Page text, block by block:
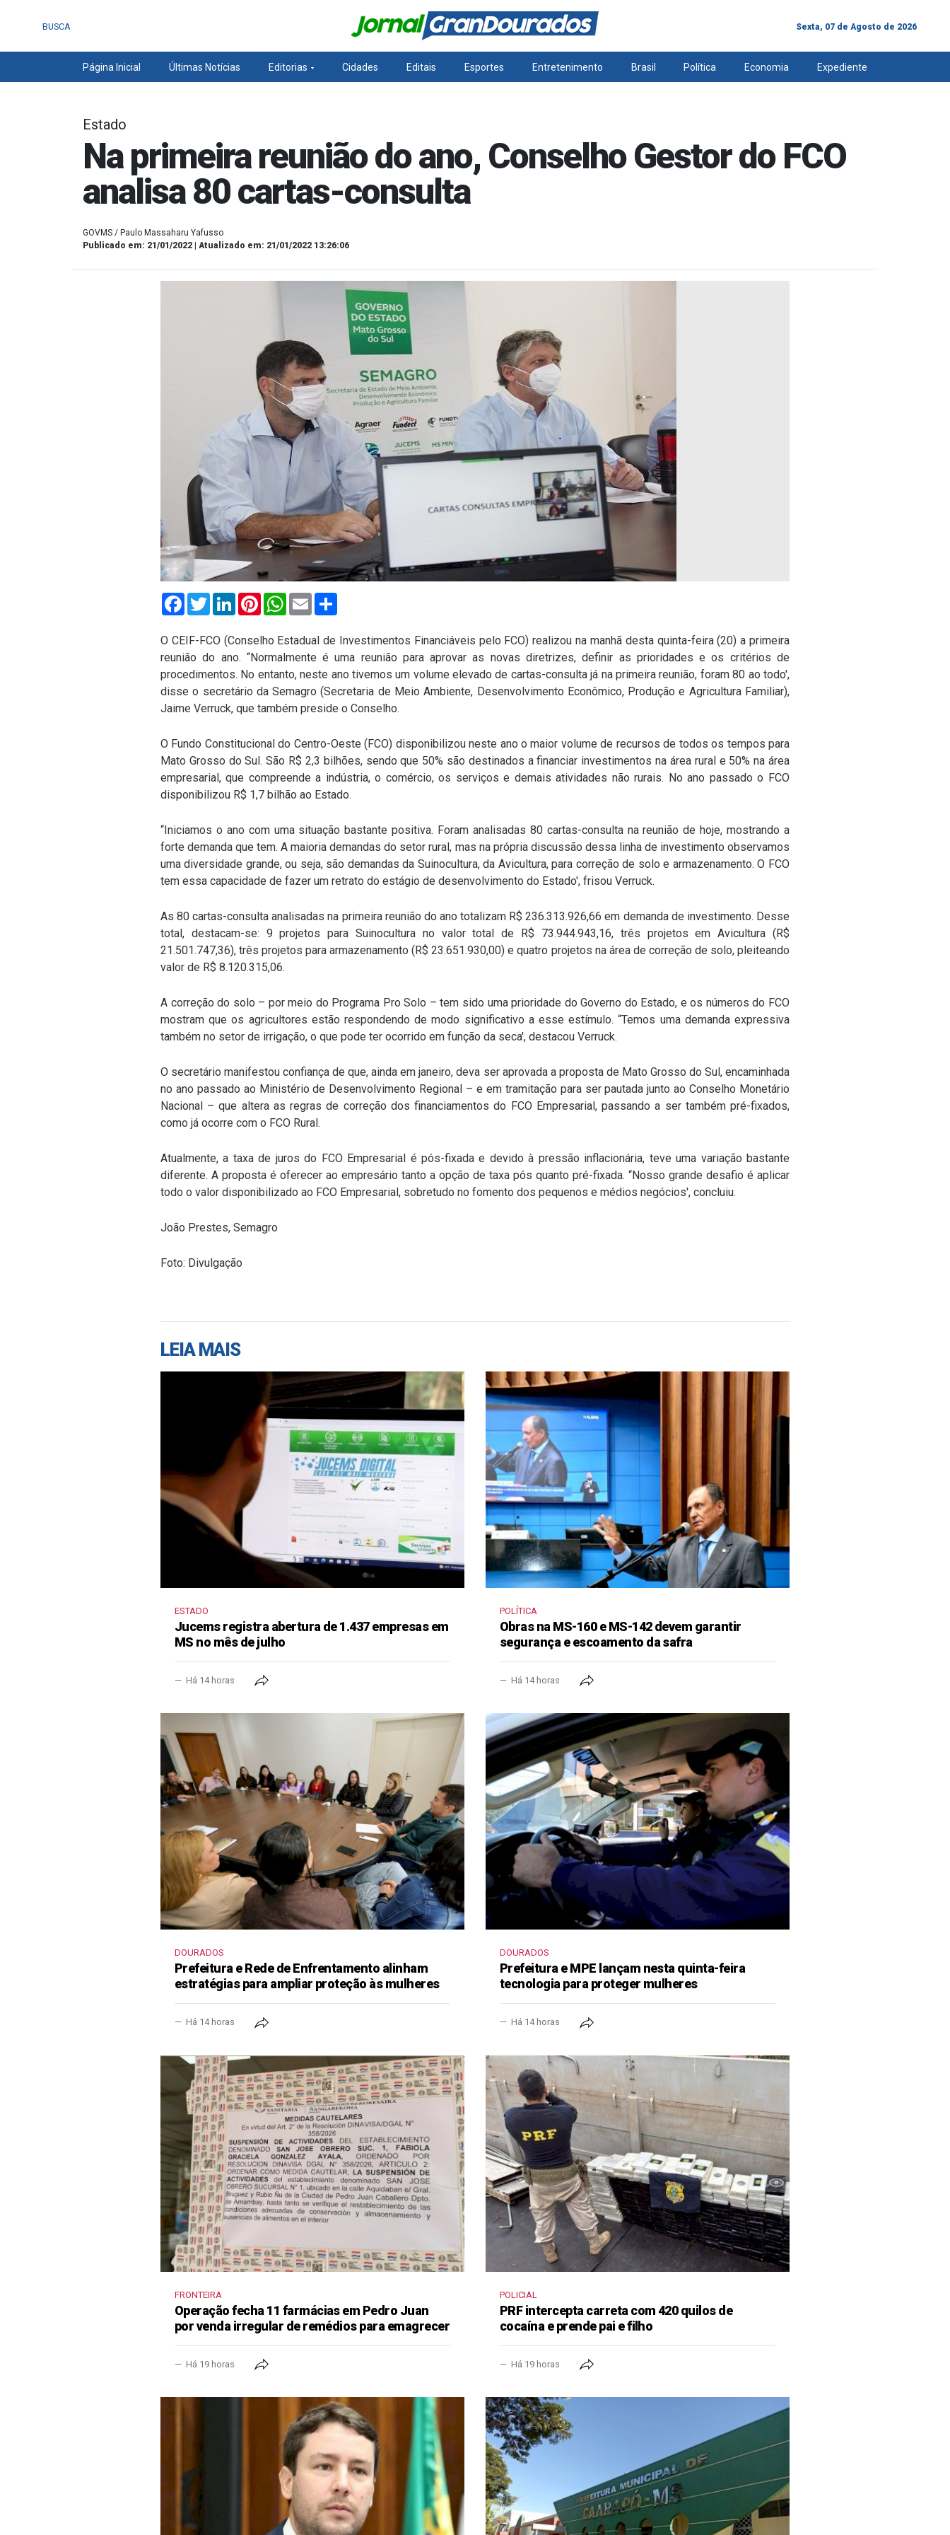
BUSCA Sexta, 07 de Agosto de 2026
Página Inicial Últimas Notícias Editorias Cidades Editais Esportes Entretenimento Brasil Política Economia Expediente
Estado
Na primeira reunião do ano, Conselho Gestor do FCO
analisa 80 cartas-consulta
GOVMS / Paulo Massaharu Yafusso
Publicado em: 21/01/2022 | Atualizado em: 21/01/2022 13:26:06
FacebookTwitterLinkedInPinterestWhatsApp
Email
O CEIF-FCO (Conselho Estadual de Investimentos Financiáveis pelo FCO) realizou na manhã desta quinta-feira (20) a primeira
reunião do ano. “Normalmente é uma reunião para aprovar as novas diretrizes, definir as prioridades e os critérios de
procedimentos. No entanto, neste ano tivemos um volume elevado de cartas-consulta já na primeira reunião, foram 80 ao todo',
disse o secretário da Semagro (Secretaria de Meio Ambiente, Desenvolvimento Econômico, Produção e Agricultura Familiar),
Jaime Verruck, que também preside o Conselho.
O Fundo Constitucional do Centro-Oeste (FCO) disponibilizou neste ano o maior volume de recursos de todos os tempos para
Mato Grosso do Sul. São R$ 2,3 bilhões, sendo que 50% são destinados a financiar investimentos na área rural e 50% na área
empresarial, que compreende a indústria, o comércio, os serviços e demais atividades não rurais. No ano passado o FCO
disponibilizou R$ 1,7 bilhão ao Estado.
“Iniciamos o ano com uma situação bastante positiva. Foram analisadas 80 cartas-consulta na reunião de hoje, mostrando a
forte demanda que tem. A maioria demandas do setor rural, mas na própria discussão dessa linha de investimento observamos
uma diversidade grande, ou seja, são demandas da Suinocultura, da Avicultura, para correção de solo e armazenamento. O FCO
tem essa capacidade de fazer um retrato do estágio de desenvolvimento do Estado', frisou Verruck.
As 80 cartas-consulta analisadas na primeira reunião do ano totalizam R$ 236.313.926,66 em demanda de investimento. Desse
total, destacam-se: 9 projetos para Suinocultura no valor total de R$ 73.944.943,16, três projetos em Avicultura (R$
21.501.747,36), três projetos para armazenamento (R$ 23.651.930,00) e quatro projetos na área de correção de solo, pleiteando
valor de R$ 8.120.315,06.
A correção do solo – por meio do Programa Pro Solo – tem sido uma prioridade do Governo do Estado, e os números do FCO
mostram que os agricultores estão respondendo de modo significativo a esse estímulo. “Temos uma demanda expressiva
também no setor de irrigação, o que pode ter ocorrido em função da seca', destacou Verruck.
O secretário manifestou confiança de que, ainda em janeiro, deva ser aprovada a proposta de Mato Grosso do Sul, encaminhada
no ano passado ao Ministério de Desenvolvimento Regional – e em tramitação para ser pautada junto ao Conselho Monetário
Nacional – que altera as regras de correção dos financiamentos do FCO Empresarial, passando a ser também pré-fixados,
como já ocorre com o FCO Rural.
Atualmente, a taxa de juros do FCO Empresarial é pós-fixada e devido à pressão inflacionária, teve uma variação bastante
diferente. A proposta é oferecer ao empresário tanto a opção de taxa pós quanto pré-fixada. “Nosso grande desafio é aplicar
todo o valor disponibilizado ao FCO Empresarial, sobretudo no fomento dos pequenos e médios negócios', concluiu.
João Prestes, Semagro
Foto: Divulgação
LEIA MAIS
ESTADO
Jucems registra abertura de 1.437 empresas em
MS no mês de julho
Há 14 horas
POLÍTICA
Obras na MS-160 e MS-142 devem garantir
segurança e escoamento da safra
Há 14 horas
DOURADOS
Prefeitura e Rede de Enfrentamento alinham
estratégias para ampliar proteção às mulheres
Há 14 horas
DOURADOS
Prefeitura e MPE lançam nesta quinta-feira
tecnologia para proteger mulheres
Há 14 horas
FRONTEIRA
Operação fecha 11 farmácias em Pedro Juan
por venda irregular de remédios para emagrecer
Há 19 horas
POLICIAL
PRF intercepta carreta com 420 quilos de
cocaína e prende pai e filho
Há 19 horas